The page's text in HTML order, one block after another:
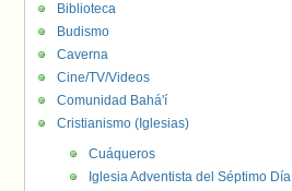
Biblioteca
Budismo
Caverna
Cine/TV/Videos
Comunidad Bahá'í
Cristianismo (Iglesias)
Cuáqueros
Iglesia Adventista del Séptimo Día